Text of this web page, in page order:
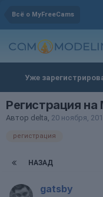
Всё о MyFreeCams
Уже
Регистрация
Автор delta, 20 ноября,
регистрация
НАЗАД
gatsby